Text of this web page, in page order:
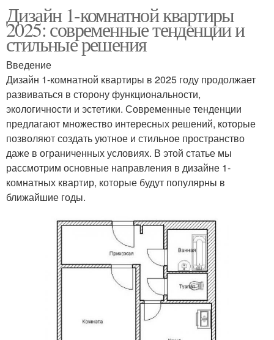
Дизайн 1-комнатной квартиры
2025: современные тенденции и
стильные решения
Введение
Дизайн 1-комнатной квартиры в 2025 году продолжает
развиваться в сторону функциональности,
экологичности и эстетики. Современные тенденции
предлагают множество интересных решений, которые
позволяют создать уютное и стильное пространство
даже в ограниченных условиях. В этой статье мы
рассмотрим основные направления в дизайне 1-
комнатных квартир, которые будут популярны в
ближайшие годы.